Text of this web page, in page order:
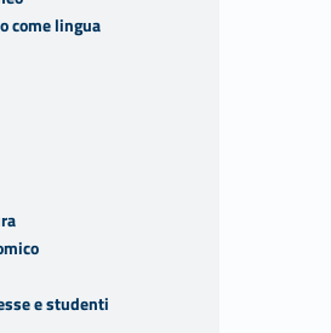
come lingua
e studenti